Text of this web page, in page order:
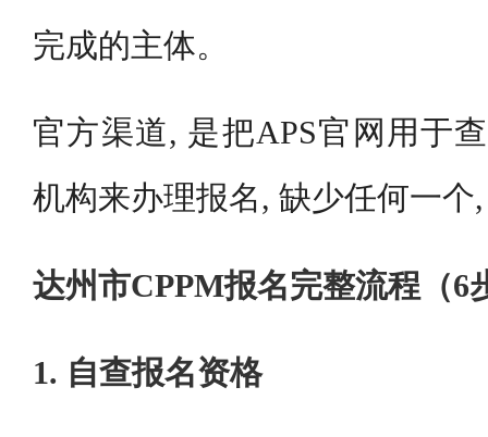
完成的主体。
官方渠道, 是把APS官网用于
机构来办理报名, 缺少任何一个
达州市CPPM报名完整流程（6
1. 自查报名资格